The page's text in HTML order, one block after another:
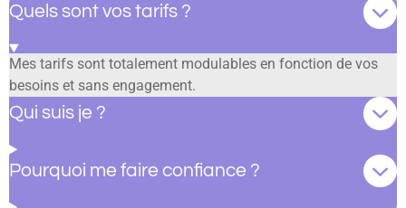
Quels sont vos tarifs ?
Mes tarifs sont totalement modulables en fonction de vos
besoins et sans engagement.
Qui suis je ?
Pourquoi me faire confiance ?